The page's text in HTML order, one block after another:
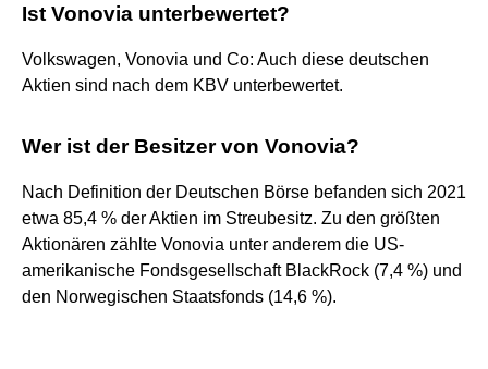
Ist Vonovia unterbewertet?
Volkswagen, Vonovia und Co: Auch diese deutschen
Aktien sind nach dem KBV unterbewertet.
Wer ist der Besitzer von Vonovia?
Nach Definition der Deutschen Börse befanden sich 2021
etwa 85,4 % der Aktien im Streubesitz. Zu den größten
Aktionären zählte Vonovia unter anderem die US-
amerikanische Fondsgesellschaft BlackRock (7,4 %) und
den Norwegischen Staatsfonds (14,6 %).